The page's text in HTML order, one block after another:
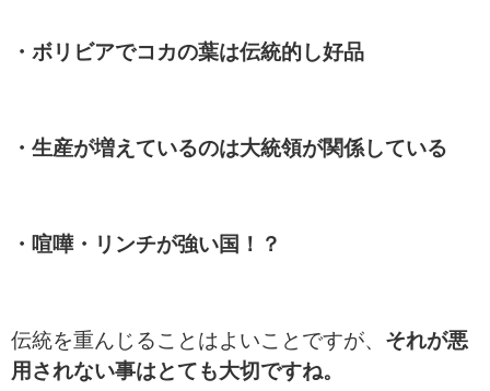
・ボリビアでコカの葉は伝統的し好品
・生産が増えているのは大統領が関係している
・喧嘩・リンチが強い国！？
伝統を重んじることはよいことですが、 それが悪
用されない事はとても大切ですね。